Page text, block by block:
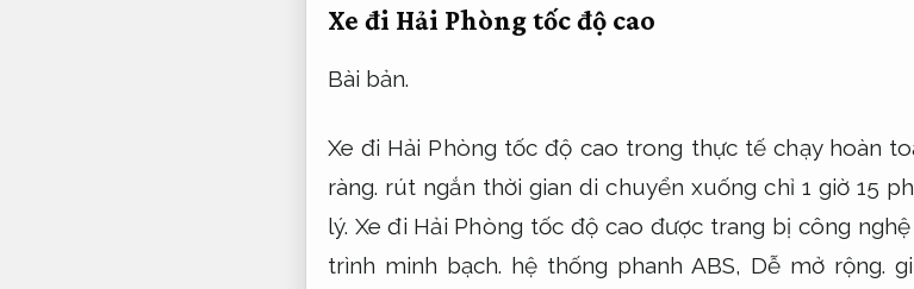
Xe đi Hải Phòng tốc độ cao
Bài bản.
Xe đi Hải Phòng tốc độ cao trong thực tế chạy hoàn
ràng. rút ngắn thời gian di chuyển xuống chỉ 1 giờ 15
lý. Xe đi Hải Phòng tốc độ cao được trang bị công
trình minh bạch. hệ thống phanh ABS, Dễ mở rộng.